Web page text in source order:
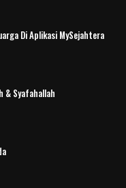
Di Aplikasi MySejahtera
& Syafahallah